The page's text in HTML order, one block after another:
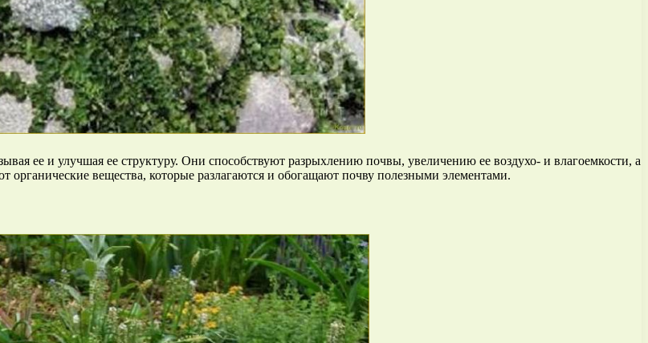
ее и улучшая ее структуру. Они способствуют разрыхлению почвы, увеличению ее воздухо- и влагоемкости, а
вещества, которые разлагаются и обогащают почву полезными элементами.